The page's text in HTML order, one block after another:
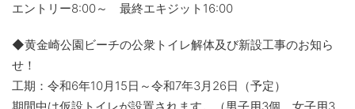
エントリー8:00～ 最終エキジット16:00
◆黄金崎公園ビーチの公衆トイレ解体及び新設工事のお知ら
せ！
工期：令和6年10月15日～令和7年3月26日（予定）